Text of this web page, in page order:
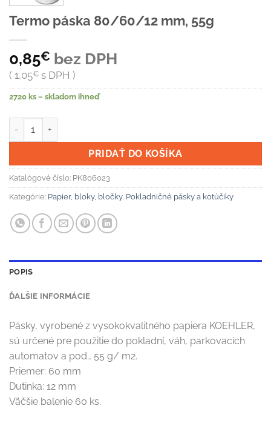
Termo páska 80/60/12 mm, 55g
0,85€ bez DPH
1,05€ s DPH
2720 ks – skladom ihneď
PRIDAŤ DO KOŠÍKA
Katalógové číslo: PK806023
Kategórie: Papier, bloky, bločky, Pokladničné pásky a kotúčiky
POPIS
ĎALŠIE INFORMÁCIE
Pásky, vyrobené z vysokokvalitného papiera KOEHLER,
sú určené pre použitie do pokladní, váh, parkovacích
automatov a pod., 55 g/ m2.
Priemer: 60 mm
Dutinka: 12 mm
Väčšie balenie 60 ks.